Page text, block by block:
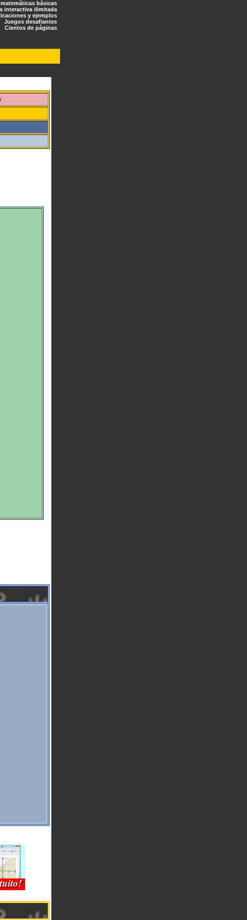
básicas
interactiva ilimitada
y ejemplos
Juegos desafiantes
Cientos de páginas